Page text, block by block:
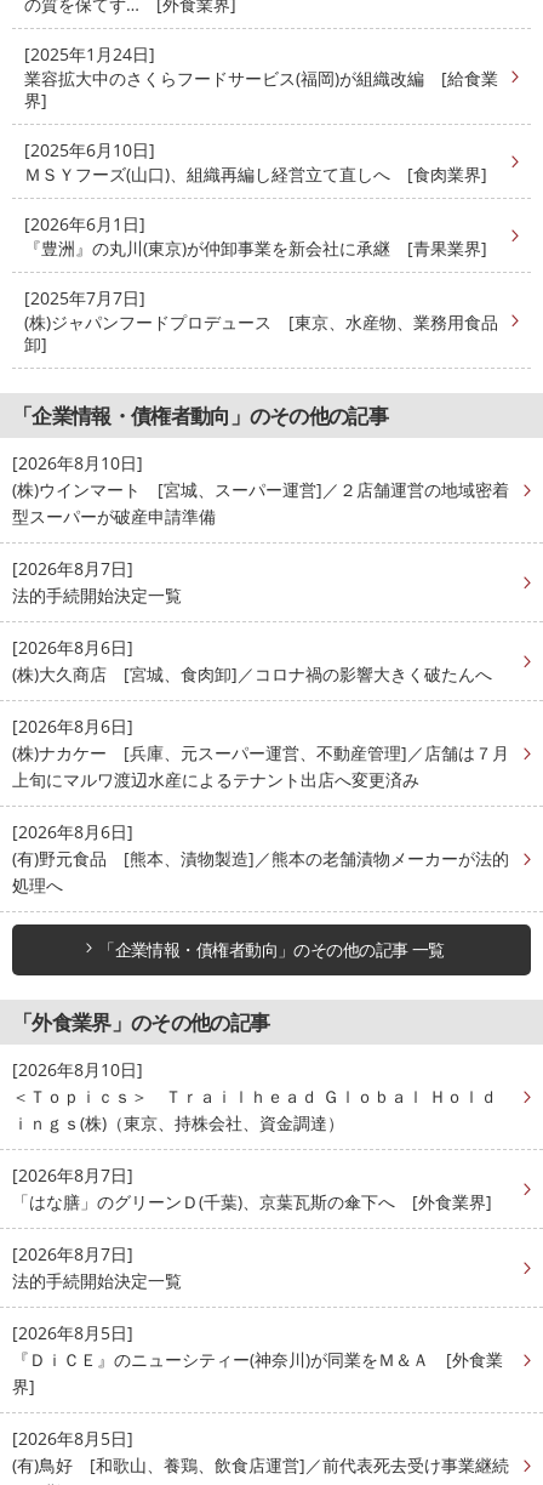
[2025年1月24日]
業容拡大中のさくらフードサービス(福岡)が組織改編 [給食業
界]
[2025年6月10日]
ＭＳＹフーズ(山口)、組織再編し経営立て直しへ [食肉業界]
[2026年6月1日]
『豊洲』の丸川(東京)が仲卸事業を新会社に承継 [青果業界]
[2025年7月7日]
(株)ジャパンフードプロデュース [東京、水産物、業務用食品
卸]
「企業情報・債権者動向」のその他の記事
[2026年8月10日]
(株)ウインマート [宮城、スーパー運営]／２店舗運営の地域密着
型スーパーが破産申請準備
[2026年8月7日]
法的手続開始決定一覧
[2026年8月6日]
(株)大久商店 [宮城、食肉卸]／コロナ禍の影響大きく破たんへ
[2026年8月6日]
(株)ナカケー [兵庫、元スーパー運営、不動産管理]／店舗は７月
上旬にマルワ渡辺水産によるテナント出店へ変更済み
[2026年8月6日]
(有)野元食品 [熊本、漬物製造]／熊本の老舗漬物メーカーが法的
処理へ
「企業情報・債権者動向」のその他の記事 一覧
「外食業界」のその他の記事
[2026年8月10日]
＜Ｔｏｐｉｃｓ＞ Ｔｒａｉｌｈｅａｄ Ｇｌｏｂａｌ Ｈｏｌｄ
ｉｎｇｓ(株)（東京、持株会社、資金調達）
[2026年8月7日]
「はな膳」のグリーンＤ(千葉)、京葉瓦斯の傘下へ [外食業界]
[2026年8月7日]
法的手続開始決定一覧
[2026年8月5日]
『ＤｉＣＥ』のニューシティー(神奈川)が同業をＭ＆Ａ [外食業
界]
[2026年8月5日]
(有)鳥好 [和歌山、養鶏、飲食店運営]／前代表死去受け事業継続